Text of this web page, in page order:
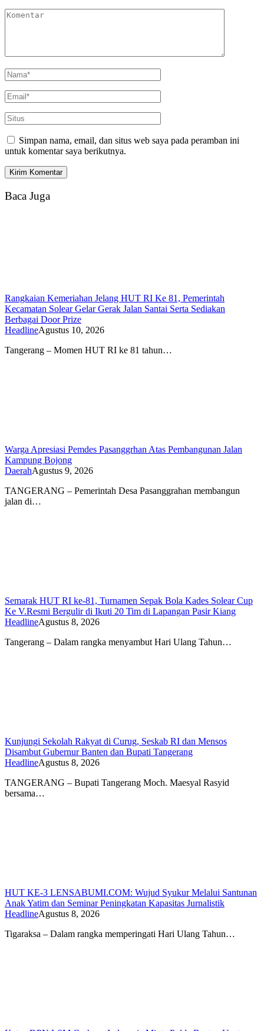
Simpan nama, email, dan situs web saya pada peramban ini
untuk komentar saya berikutnya.
Baca Juga
Rangkaian Kemeriahan Jelang HUT RI Ke 81, Pemerintah
Kecamatan Solear Gelar Gerak Jalan Santai Serta Sediakan
Berbagai Door Prize
HeadlineAgustus 10, 2026
Tangerang – Momen HUT RI ke 81 tahun…
Warga Apresiasi Pemdes Pasanggrhan Atas Pembangunan Jalan
Kampung Bojong
DaerahAgustus 9, 2026
TANGERANG – Pemerintah Desa Pasanggrahan membangun
jalan di…
Semarak HUT RI ke-81, Turnamen Sepak Bola Kades Solear Cup
Ke V.Resmi Bergulir di Ikuti 20 Tim di Lapangan Pasir Kiang
HeadlineAgustus 8, 2026
Tangerang – Dalam rangka menyambut Hari Ulang Tahun…
Kunjungi Sekolah Rakyat di Curug, Seskab RI dan Mensos
Disambut Gubernur Banten dan Bupati Tangerang
HeadlineAgustus 8, 2026
TANGERANG – Bupati Tangerang Moch. Maesyal Rasyid
bersama…
HUT KE-3 LENSABUMI.COM: Wujud Syukur Melalui Santunan
Anak Yatim dan Seminar Peningkatan Kapasitas Jurnalistik
HeadlineAgustus 8, 2026
Tigaraksa – Dalam rangka memperingati Hari Ulang Tahun…